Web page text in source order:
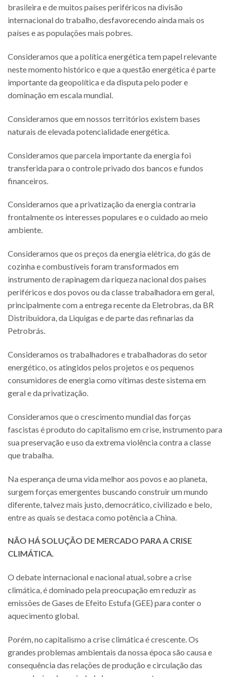
brasileira e de muitos países periféricos na divisão
internacional do trabalho, desfavorecendo ainda mais os
países e as populações mais pobres.
Consideramos que a política energética tem papel relevante
neste momento histórico e que a questão energética é parte
importante da geopolítica e da disputa pelo poder e
dominação em escala mundial.
Consideramos que em nossos territórios existem bases
naturais de elevada potencialidade energética.
Consideramos que parcela importante da energia foi
transferida para o controle privado dos bancos e fundos
financeiros.
Consideramos que a privatização da energia contraria
frontalmente os interesses populares e o cuidado ao meio
ambiente.
Consideramos que os preços da energia elétrica, do gás de
cozinha e combustíveis foram transformados em
instrumento de rapinagem da riqueza nacional dos países
periféricos e dos povos ou da classe trabalhadora em geral,
principalmente com a entrega recente da Eletrobras, da BR
Distribuidora, da Liquigas e de parte das refinarias da
Petrobrás.
Consideramos os trabalhadores e trabalhadoras do setor
energético, os atingidos pelos projetos e os pequenos
consumidores de energia como vítimas deste sistema em
geral e da privatização.
Consideramos que o crescimento mundial das forças
fascistas é produto do capitalismo em crise, instrumento para
sua preservação e uso da extrema violência contra a classe
que trabalha.
Na esperança de uma vida melhor aos povos e ao planeta,
surgem forças emergentes buscando construir um mundo
diferente, talvez mais justo, democrático, civilizado e belo,
entre as quais se destaca como potência a China.
NÃO HÁ SOLUÇÃO DE MERCADO PARA A CRISE
CLIMÁTICA.
O debate internacional e nacional atual, sobre a crise
climática, é dominado pela preocupação em reduzir as
emissões de Gases de Efeito Estufa (GEE) para conter o
aquecimento global.
Porém, no capitalismo a crise climática é crescente. Os
grandes problemas ambientais da nossa época são causa e
consequência das relações de produção e circulação das